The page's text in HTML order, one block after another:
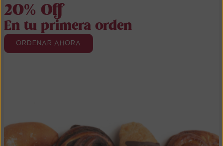
20% Off
En tu primera orden
ORDENAR AHORA